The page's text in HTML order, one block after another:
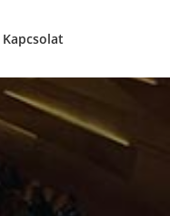
Kapcsolat